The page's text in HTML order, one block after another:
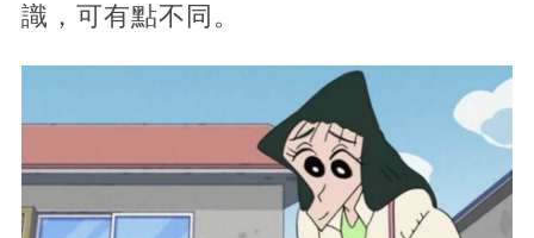
識，可有點不同。